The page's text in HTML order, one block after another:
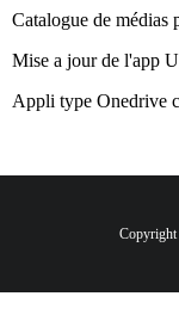
Catalogue de médias
Mise a jour de l'app
Appli type Onedrive
Copyright